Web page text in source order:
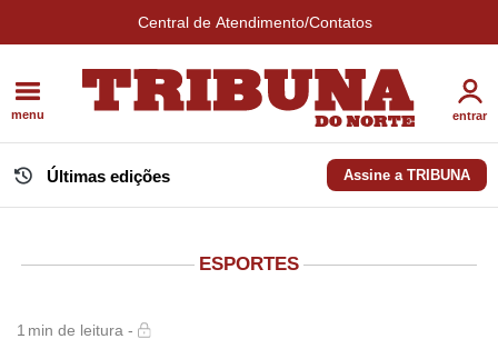
Central de Atendimento/Contatos
menu entrar
Últimas edições Assine a TRIBUNA
ESPORTES
1 min de leitura -